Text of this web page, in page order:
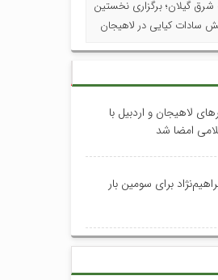
گیلان؛ برگزاری نخستین
سادات کیایی در لاهیجان
لاهیجان و اردبیل با
امضا شد
برای سومین بار